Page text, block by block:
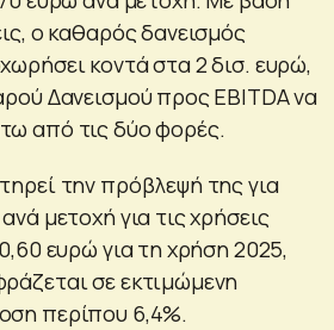
ο καθαρός δανεισμός
κοντά στα 2 δισ. ευρώ,
Δανεισμού προς EBITDA να
από τις δύο φορές.
την πρόβλεψή της για
μετοχή για τις χρήσεις
ευρώ για τη χρήση 2025,
σε εκτιμώμενη
περίπου 6,4%.